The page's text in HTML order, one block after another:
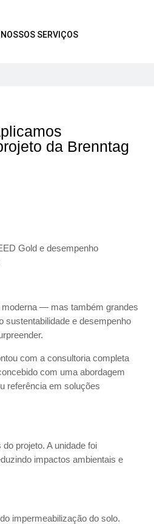
NOSSOS SERVIÇOS
da Brenntag
Gold e desempenho
— mas também grandes
sustentabilidade e desempenho
com a consultoria completa
com uma abordagem
referência em soluções
projeto. A unidade foi
impactos ambientais e
impermeabilização do solo.